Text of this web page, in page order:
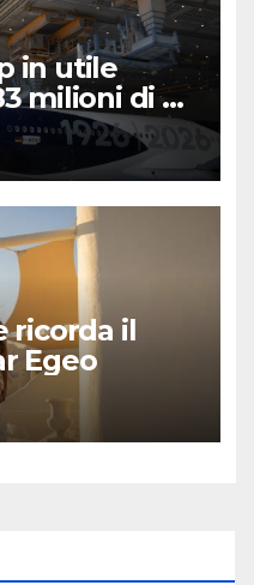
in utile
milioni di €.
– Italiavola
ricorda il
Egeo